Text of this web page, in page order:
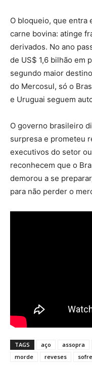
O bloqueio, que entra
carne bovina: atinge
derivados. No ano
de US$ 1,6 bilhão em
segundo maior
do Mercosul, só o
e Uruguai seguem
O governo brasileiro
surpresa e prometeu
executivos do setor
reconhecem que o
demorou a se
para não perder o
TAGS aço assopra
morde
reveses